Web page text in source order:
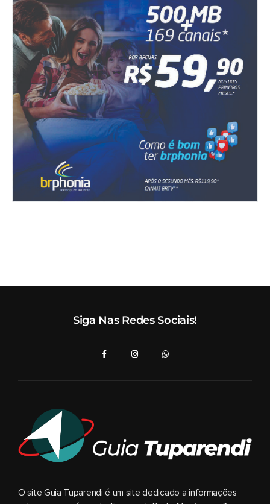
Siga Nas Redes Sociais!
O site Guia Tuparendi é um site dedicado a informações